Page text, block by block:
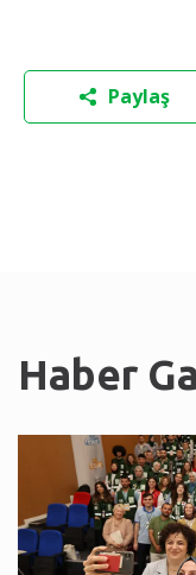
Paylaş
Haber